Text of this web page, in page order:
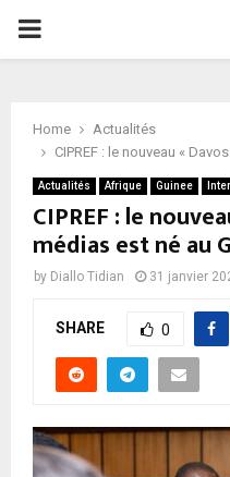
P
M
A
M
Home
Actualités
CIPREF : le nouveau «
Actualités Afrique Guinee
CIPREF : le
médias est né au
by Diallo Tidian 31 janvier
SHARE 0